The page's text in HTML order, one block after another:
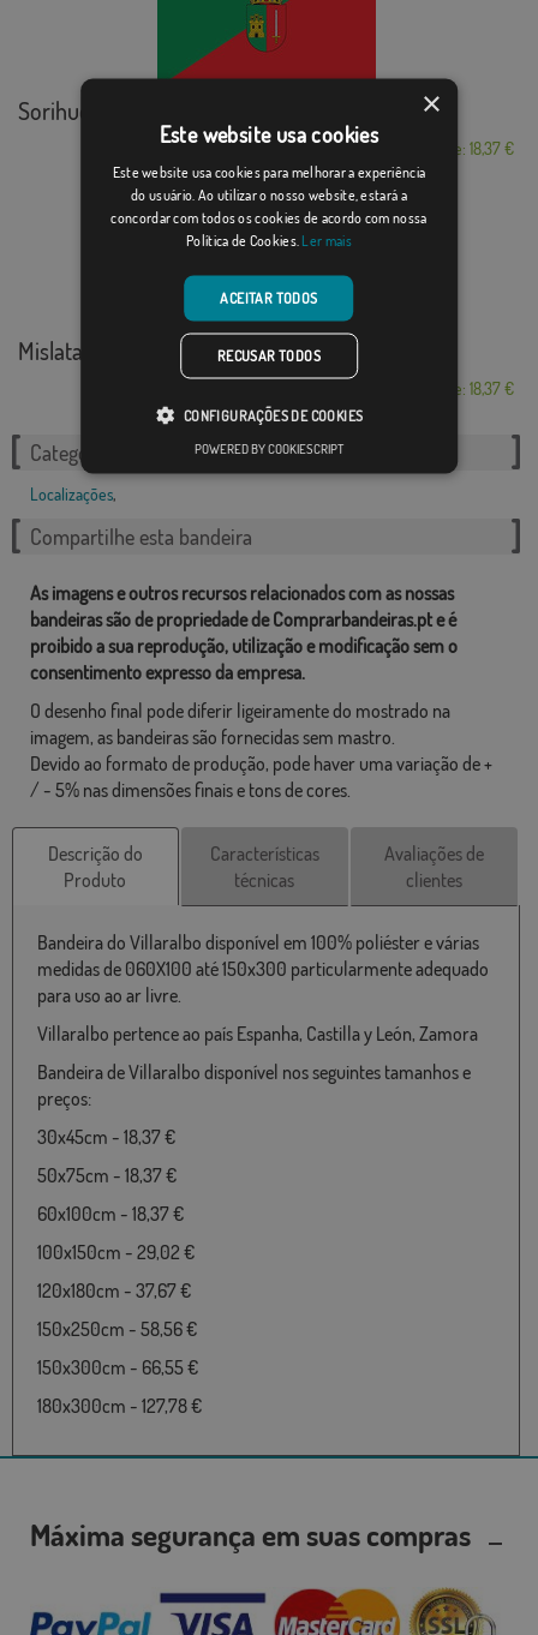
Sorihuela del Guad...
Desde: 18,37 €
Mislata
Desde: 18,37 €
Categorias relacionadas:
Localizações,
Compartilhe esta bandeira
As imagens e outros recursos relacionados com as nossas
bandeiras são de propriedade de Comprarbandeiras.pt e é
proibido a sua reprodução, utilização e modificação sem o
consentimento expresso da empresa.
O desenho final pode diferir ligeiramente do mostrado na
imagem, as bandeiras são fornecidas sem mastro.
Devido ao formato de produção, pode haver uma variação de +
/ - 5% nas dimensões finais e tons de cores.
Descrição do
Produto
Características
técnicas
Avaliações de
clientes
Bandeira do Villaralbo disponível em 100% poliéster e várias
medidas de 060X100 até 150x300 particularmente adequado
para uso ao ar livre.
Villaralbo pertence ao país Espanha, Castilla y León, Zamora
Bandeira de Villaralbo disponível nos seguintes tamanhos e
preços:
30x45cm - 18,37 €
50x75cm - 18,37 €
60x100cm - 18,37 €
100x150cm - 29,02 €
120x180cm - 37,67 €
150x250cm - 58,56 €
150x300cm - 66,55 €
180x300cm - 127,78 €
Máxima segurança em suas compras
×
Este website usa cookies
Este website usa cookies para melhorar a experiência
do usuário. Ao utilizar o nosso website, estará a
concordar com todos os cookies de acordo com nossa
Política de Cookies. Ler mais
ACEITAR TODOS
RECUSAR TODOS
CONFIGURAÇÕES DE COOKIES
POWERED BY COOKIESCRIPT